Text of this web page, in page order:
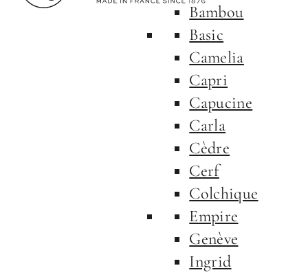
Bambou
Basic
Camelia
Capri
Capucine
Carla
Cèdre
Cerf
Colchique
Empire
Genève
Ingrid